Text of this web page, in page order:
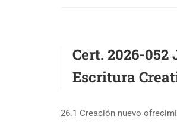
Cert. 2026-
Escritura
26.1 Creación nuevo